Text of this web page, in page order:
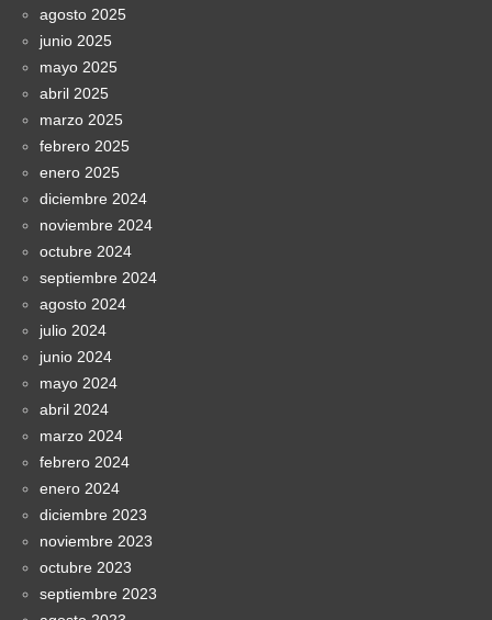
agosto 2025
junio 2025
mayo 2025
abril 2025
marzo 2025
febrero 2025
enero 2025
diciembre 2024
noviembre 2024
octubre 2024
septiembre 2024
agosto 2024
julio 2024
junio 2024
mayo 2024
abril 2024
marzo 2024
febrero 2024
enero 2024
diciembre 2023
noviembre 2023
octubre 2023
septiembre 2023